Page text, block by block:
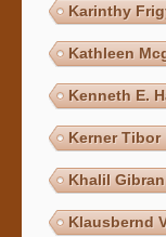
Karinthy
Kathleen
Kenneth E.
Kerner Tibor
Khalil Gibran
Klausbernd